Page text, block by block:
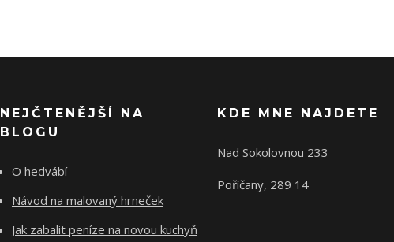
NEJČTENĚJŠÍ NA
BLOGU
O hedvábí
Návod na malovaný hrneček
Jak zabalit peníze na novou kuchyň
KDE MNE NAJDETE
Nad Sokolovnou 233
Poříčany, 289 14